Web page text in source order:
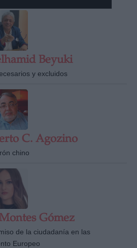
Beyuki
y excluidos
C. Agozino
chino
Gómez
de la ciudadanía en las
Europeo